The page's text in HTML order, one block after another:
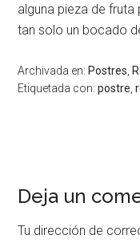
alguna pieza de
tan solo un bocado
Archivada en: Postres
Etiquetada con:postre ,
del
lector
Deja un
Tu dirección de